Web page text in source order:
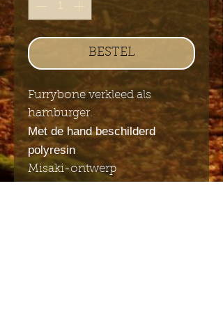
BESTEL
Furrybone verkleed als
hamburger.
Met de hand beschilderd
polyresin
Misaki-ontwerp